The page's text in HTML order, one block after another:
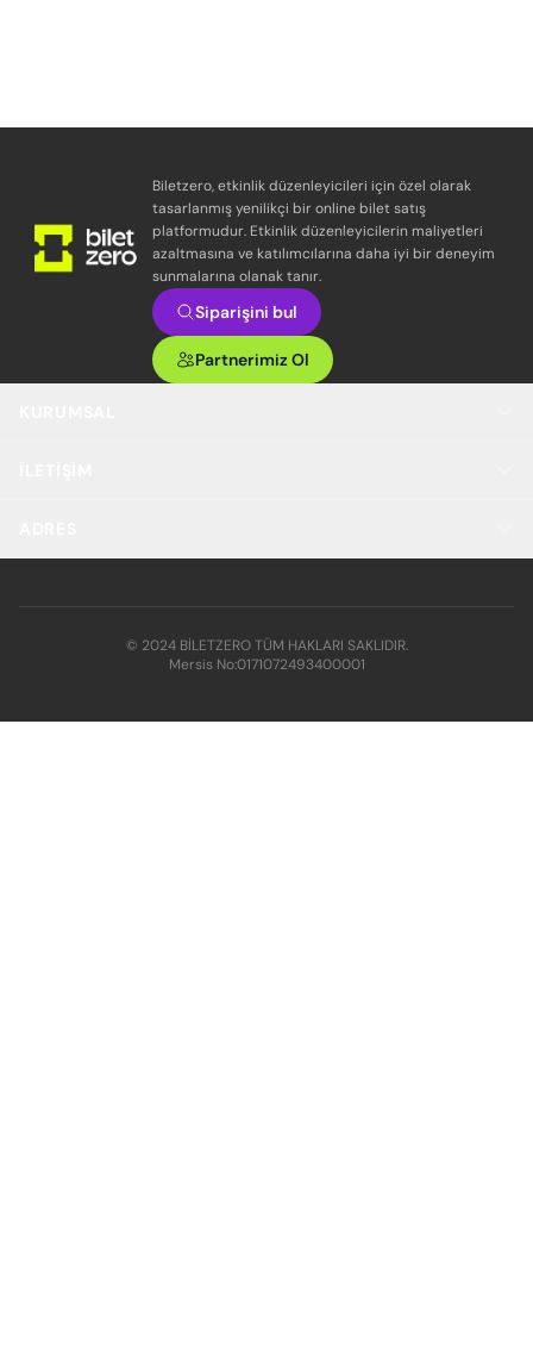
Biletzero, etkinlik düzenleyicileri için özel olarak
tasarlanmış yenilikçi bir online bilet satış
platformudur. Etkinlik düzenleyicilerin maliyetleri
azaltmasına ve katılımcılarına daha iyi bir deneyim
sunmalarına olanak tanır.
Siparişini bul
Partnerimiz Ol
© 2024 BİLETZERO TÜM HAKLARI SAKLIDIR.
Mersis No:0171072493400001